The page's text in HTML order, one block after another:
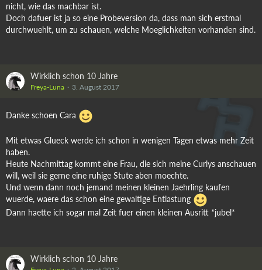
nicht, wie das machbar ist.
Doch dafuer ist ja so eine Probeversion da, dass man sich erstmal
durchwuehlt, um zu schauen, welche Moeglichkeiten vorhanden sind.
Wirklich schon 10 Jahre
Freya-Luna 3. August 2017
Danke schoen Cara
Mit etwas Glueck werde ich schon in wenigen Tagen etwas mehr Zeit
haben.
Heute Nachmittag kommt eine Frau, die sich meine Curlys anschauen
will, weil sie gerne eine ruhige Stute aben moechte.
Und wenn dann noch jemand meinen kleinen Jaehrling kaufen
wuerde, waere das schon eine gewaltige Entlastung
Dann haette ich sogar mal Zeit fuer einen kleinen Ausritt *jubel*
Wirklich schon 10 Jahre